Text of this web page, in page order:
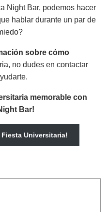
Night Bar, podemos hacer
hablar durante un par de
sobre cómo
no dudes en contactar
memorable con
Bar!
Fiesta Universitaria!